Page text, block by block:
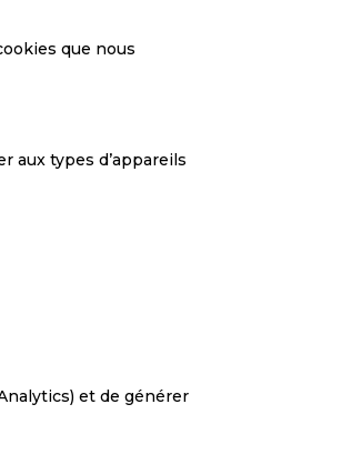
que nous
aux types d’appareils
et de générer